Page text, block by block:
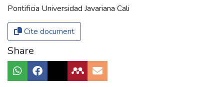
Pontificia Universidad Javariana Cali
Cite document
Share